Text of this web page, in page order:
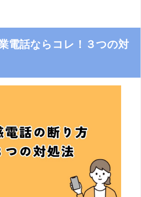
電話ならコレ！３つの対